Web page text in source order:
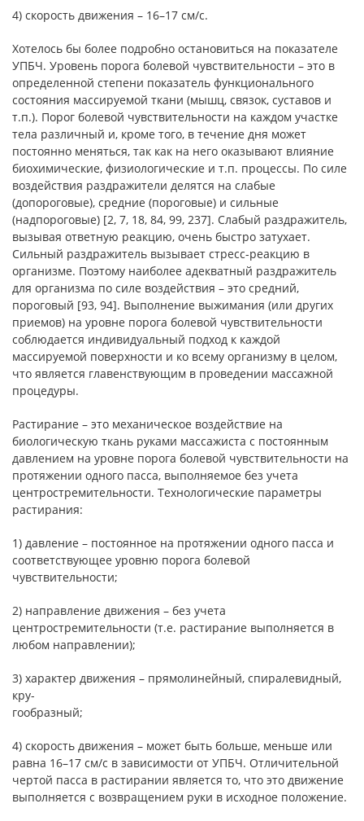
4) скорость движения – 16–17 см/с.
Хотелось бы более подробно остановиться на показателе
УПБЧ. Уровень порога болевой чувствительности – это в
определенной степени показатель функционального
состояния массируемой ткани (мышц, связок, суставов и
т.п.). Порог болевой чувствительности на каждом участке
тела различный и, кроме того, в течение дня может
постоянно меняться, так как на него оказывают влияние
биохимические, физиологические и т.п. процессы. По силе
воздействия раздражители делятся на слабые
(допороговые), средние (пороговые) и сильные
(надпороговые) [2, 7, 18, 84, 99, 237]. Слабый раздражитель,
вызывая ответную реакцию, очень быстро затухает.
Сильный раздражитель вызывает стресс-реакцию в
организме. Поэтому наиболее адекватный раздражитель
для организма по силе воздействия – это средний,
пороговый [93, 94]. Выполнение выжимания (или других
приемов) на уровне порога болевой чувствительности
соблюдается индивидуальный подход к каждой
массируемой поверхности и ко всему организму в целом,
что является главенствующим в проведении массажной
процедуры.
Растирание – это механическое воздействие на
биологическую ткань руками массажиста с постоянным
давлением на уровне порога болевой чувствительности на
протяжении одного пасса, выполняемое без учета
центростремительности. Технологические параметры
растирания:
1) давление – постоянное на протяжении одного пасса и
соответствующее уровню порога болевой
чувствительности;
2) направление движения – без учета
центростремительности (т.е. растирание выполняется в
любом направлении);
3) характер движения – прямолинейный, спиралевидный,
кру-
гообразный;
4) скорость движения – может быть больше, меньше или
равна 16–17 см/с в зависимости от УПБЧ. Отличительной
чертой пасса в растирании является то, что это движение
выполняется с возвращением руки в исходное положение.